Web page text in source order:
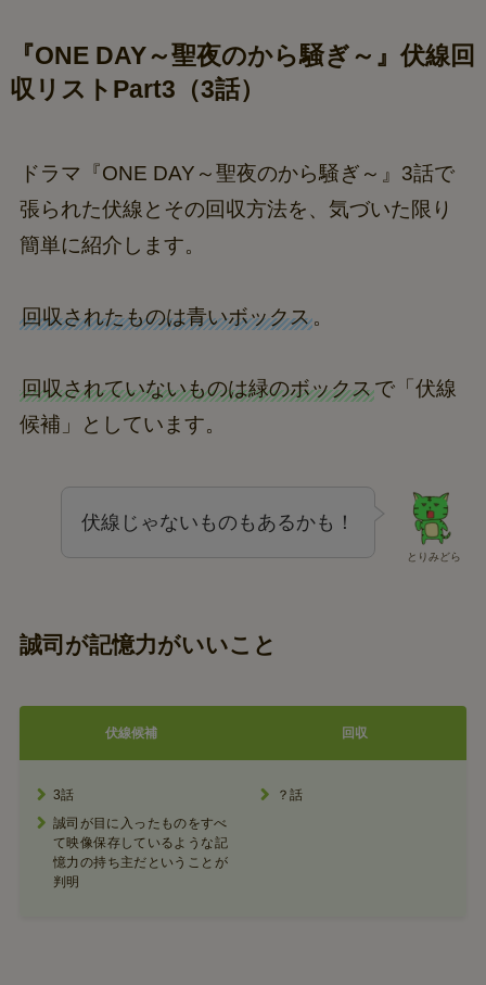
『ONE DAY～聖夜のから騒ぎ～』伏線回
収リストPart3（3話）
ドラマ『ONE DAY～聖夜のから騒ぎ～』3話で
張られた伏線とその回収方法を、気づいた限り
簡単に紹介します。
回収されたものは青いボックス。
回収されていないものは緑のボックスで「伏線
候補」としています。
とりみどら
伏線じゃないものもあるかも！
誠司が記憶力がいいこと
伏線候補 回収
3話
誠司が目に入ったものをすべ
て映像保存しているような記
憶力の持ち主だということが
判明
？話